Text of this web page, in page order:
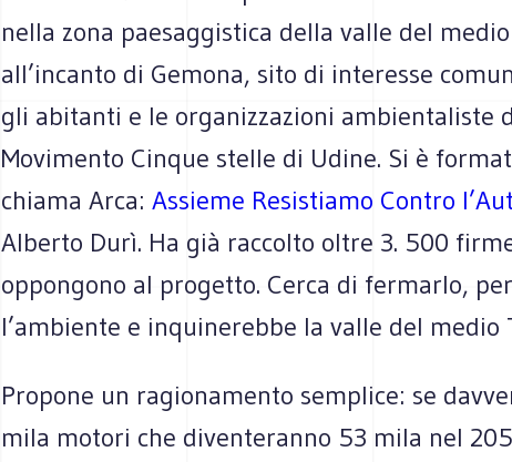
nella zona paesaggistica della valle del
all’incanto di Gemona, sito di interesse
gli abitanti e le organizzazioni ambientaliste
Movimento Cinque stelle di Udine. Si è
chiama Arca: Assieme Resistiamo Contro
Alberto Durì. Ha già raccolto oltre 3. 500
oppongono al progetto. Cerca di fermarlo,
l’ambiente e inquinerebbe la valle del medio
Propone un ragionamento semplice: se
mila motori che diventeranno 53 mila nel